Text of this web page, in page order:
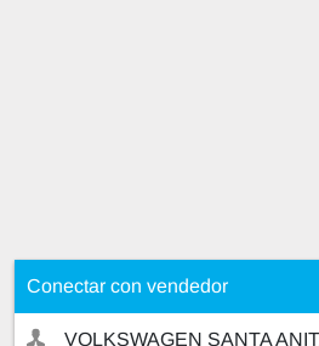
Conectar con vendedor
VOLKSWAGEN SANTA